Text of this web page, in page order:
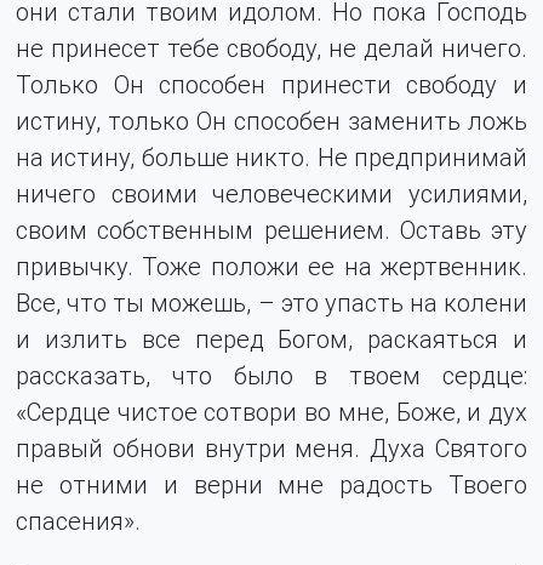
они стали твоим идолом. Но пока Господь
не принесет тебе свободу, не делай ничего.
Только Он способен принести свободу и
истину, только Он способен заменить ложь
на истину, больше никто. Не предпринимай
ничего своими человеческими усилиями,
своим собственным решением. Оставь эту
привычку. Тоже положи ее на жертвенник.
Все, что ты можешь, – это упасть на колени
и излить все перед Богом, раскаяться и
рассказать, что было в твоем сердце:
«Сердце чистое сотвори во мне, Боже, и дух
правый обнови внутри меня. Духа Святого
не отними и верни мне радость Твоего
спасения».